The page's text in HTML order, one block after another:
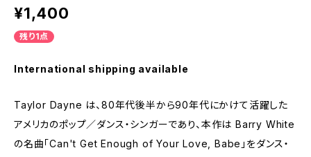
¥1,400
残り1点
International shipping available
Taylor Dayne は、80年代後半から90年代にかけて活躍した
アメリカのポップ／ダンス・シンガーであり、本作は Barry White
の名曲「Can't Get Enough of Your Love, Babe」をダンス・